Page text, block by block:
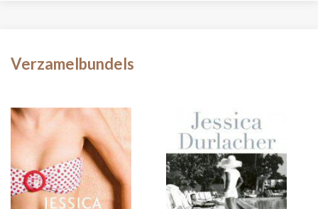
Verzamelbundels